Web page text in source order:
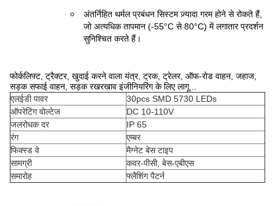
अंतर्निहित थर्मल प्रबंधन सिस्टम ज़्यादा गरम होने से रोकते हैं,
जो अत्यधिक तापमान (-55°C से 80°C) में लगातार प्रदर्शन
सुनिश्चित करते हैं।
फोर्कलिफ्ट, ट्रैक्टर, खुदाई करने वाला यंत्र, ट्रक, ट्रेलर, ऑफ-रोड वाहन, जहाज,
सड़क सफाई वाहन, सड़क रखरखाव इंजीनियरिंग के लिए लागू...
एलईडी पावर
30pcs SMD 5730 LEDs
ऑपरेटिंग वोल्टेज
DC 10-110V
जलरोधक दर
IP 65
रंग
एम्बर
फिक्स्ड वे
मैग्नेट बेस टाइप
सामग्री
कवर-पीसी, बेस-एबीएस
समारोह
फ्लैशिंग पैटर्न